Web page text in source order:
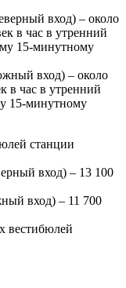
вход) – около
в час в утренний
15-минутному
вход) – около
в час в утренний
15-минутному
станции
вход) – 13 100
вход) – 11 700
вестибюлей